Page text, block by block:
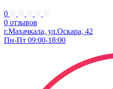
0
0 отзывов
г.Махачкала, ​ул.Оскара, 42
Пн-Пт 09:00-18:00